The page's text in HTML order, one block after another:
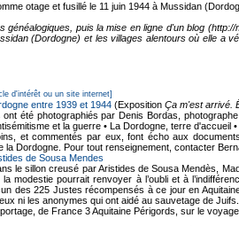
otage et fusillé le 11 juin 1944 à Mussidan
puis la mise en ligne d'un blog
(Dordogne) et les villages alentours où elle a
d'intérêt ou un site internet]
entre 1939 et 1944 (Exposition Ça m'est arrivé.
été photographiés par Denis Bordas,
et la guerre • La Dordogne, terre d'accueil
et commentés par eux, font écho aux
Dordogne. Pour tout renseignement, contacter
de Sousa Mendes
le sillon creusé par Aristides de Sousa Mendès,
modestie pourrait renvoyer à l’oubli et à
des 225 Justes récompensés à ce jour en
ni les anonymes qui ont aidé au sauvetage de
de France 3 Aquitaine Périgords, sur le